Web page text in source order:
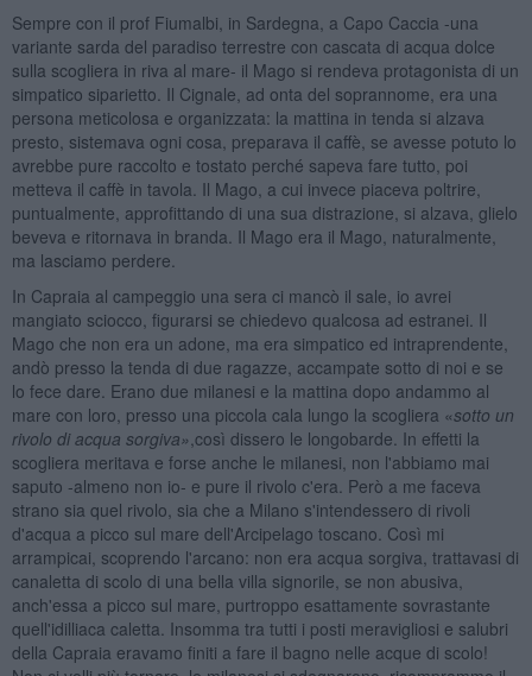
Sempre con il prof Fiumalbi, in Sardegna, a Capo Caccia -una
variante sarda del paradiso terrestre con cascata di acqua dolce
sulla scogliera in riva al mare- il Mago si rendeva protagonista di un
simpatico siparietto. Il Cignale, ad onta del soprannome, era una
persona meticolosa e organizzata: la mattina in tenda si alzava
presto, sistemava ogni cosa, preparava il caffè, se avesse potuto lo
avrebbe pure raccolto e tostato perché sapeva fare tutto, poi
metteva il caffè in tavola. Il Mago, a cui invece piaceva poltrire,
puntualmente, approfittando di una sua distrazione, si alzava, glielo
beveva e ritornava in branda. Il Mago era il Mago, naturalmente,
ma lasciamo perdere.
In Capraia al campeggio una sera ci mancò il sale, io avrei
mangiato sciocco, figurarsi se chiedevo qualcosa ad estranei. Il
Mago che non era un adone, ma era simpatico ed intraprendente,
andò presso la tenda di due ragazze, accampate sotto di noi e se
lo fece dare. Erano due milanesi e la mattina dopo andammo al
mare con loro, presso una piccola cala lungo la scogliera «sotto un
rivolo di acqua sorgiva» ,così dissero le longobarde. In effetti la
scogliera meritava e forse anche le milanesi, non l'abbiamo mai
saputo -almeno non io- e pure il rivolo c'era. Però a me faceva
strano sia quel rivolo, sia che a Milano s'intendessero di rivoli
d'acqua a picco sul mare dell'Arcipelago toscano. Così mi
arrampicai, scoprendo l'arcano: non era acqua sorgiva, trattavasi di
canaletta di scolo di una bella villa signorile, se non abusiva,
anch'essa a picco sul mare, purtroppo esattamente sovrastante
quell'idilliaca caletta. Insomma tra tutti i posti meravigliosi e salubri
della Capraia eravamo finiti a fare il bagno nelle acque di scolo!